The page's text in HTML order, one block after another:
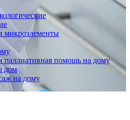
микроэлементы
паллиативная помощь на дому
дом
на дому